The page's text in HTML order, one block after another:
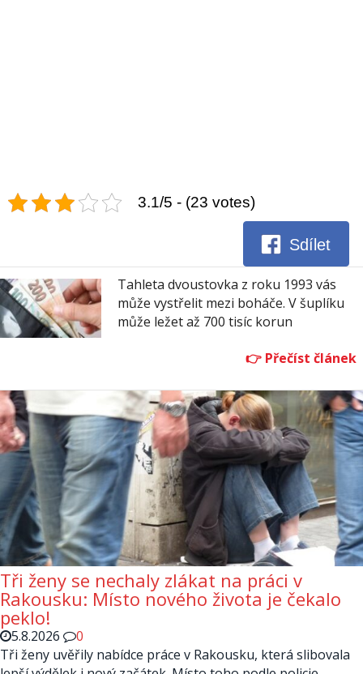
3.1/5 - (23 votes)
Sdílet
Tahleta dvoustovka z roku 1993 vás
může vystřelit mezi boháče. V šuplíku
může ležet až 700 tisíc korun
Tři ženy se nechaly zlákat na práci v
Rakousku: Místo nového života je čekalo
peklo!
5.8.2026
0
Tři ženy uvěřily nabídce práce v Rakousku, která slibovala